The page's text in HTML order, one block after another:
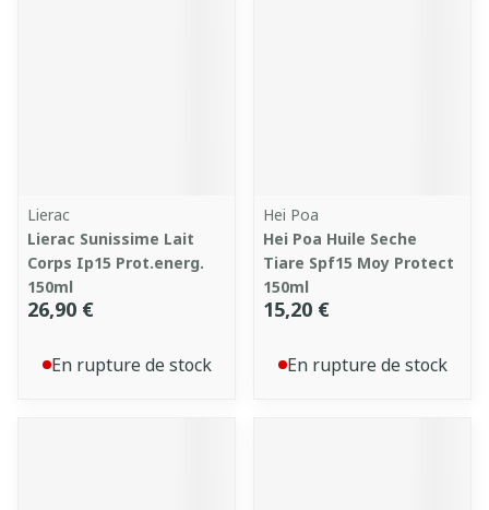
Lierac
Lierac Sunissime Lait
Corps Ip15 Prot.energ.
150ml
26,90 €
En rupture de stock
Hei Poa
Hei Poa Huile Seche
Tiare Spf15 Moy Protect
150ml
15,20 €
En rupture de stock